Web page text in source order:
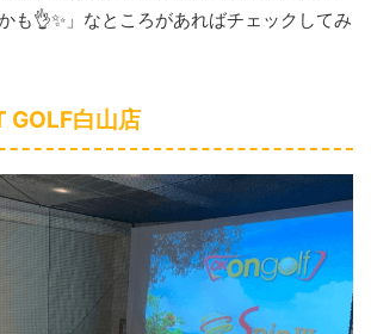
も👌✨」なところがあればチェックしてみ
GOLF白山店